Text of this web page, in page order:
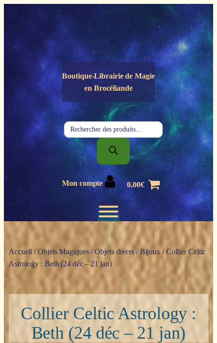
Panneau de gestion des cookies
Boutique-Librairie deMagie
en Brocéliande
Recherche
de
produits
Mon compte 0,00€
Accueil /Objets Magiques/Objets divers/Bijoux / Collier Celtic
Astrology : Beth (24 déc – 21 jan)
Collier Celtic Astrology :
Beth (24 déc – 21 jan)